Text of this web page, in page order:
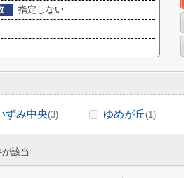
指定しない
ずみ中央(3) ゆめが丘(1)
が該当